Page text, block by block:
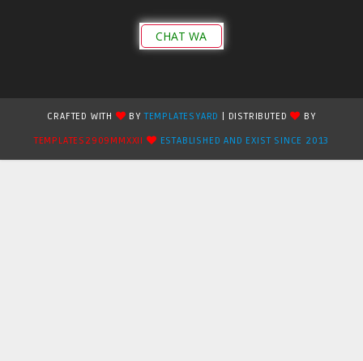
CHAT WA
CRAFTED WITH BYTEMPLATESYARD | DISTRIBUTED
BY
TEMPLATES2909MMXXII
ESTABLISHED AND EXIST SINCE 2013